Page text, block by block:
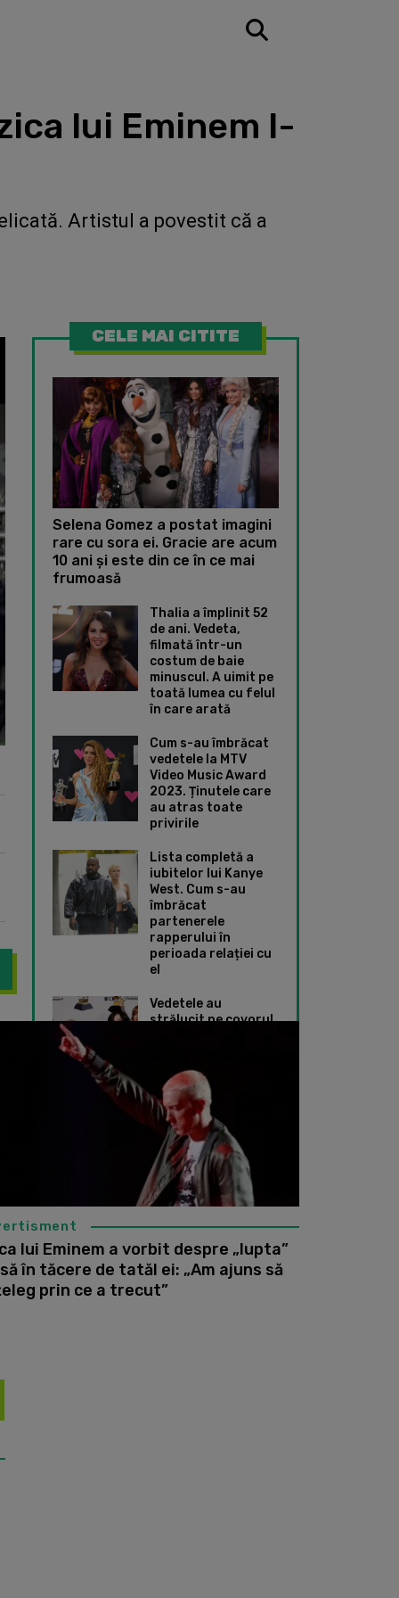
lui Eminem l-
Artistul a povestit că a
CELE MAI CITITE
Selena Gomez a postat imagini
rare cu sora ei. Gracie are acum
10 ani și este din ce în ce mai
frumoasă
Thalia a împlinit 52
de ani. Vedeta,
filmată într-un
costum de baie
minuscul. A uimit pe
toată lumea cu felul
în care arată
Cum s-au îmbrăcat
vedetele la MTV
Video Music Award
2023. Ținutele care
au atras toate
privirile
Lista completă a
iubitelor lui Kanye
West. Cum s-au
îmbrăcat
partenerele
rapperului în
perioada relației cu
el
Vedetele au
strălucit pe covorul
ținute speciale au
ales Taylor Swift și
Dua Lipa
din nou îndrăgostit! Cu cine se iubește rapperul la 53 de ani
lui Eminem a vorbit despre „lupta”
în tăcere de tatăl ei: „Am ajuns să
prin ce a trecut”